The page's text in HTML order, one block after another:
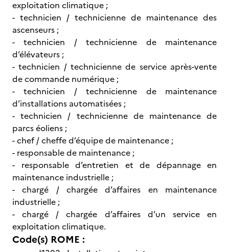
exploitation climatique ;
- technicien / technicienne de maintenance des
ascenseurs ;
- technicien / technicienne de maintenance
d’élévateurs ;
- technicien / technicienne de service après-vente
de commande numérique ;
- technicien / technicienne de maintenance
d’installations automatisées ;
- technicien / technicienne de maintenance de
parcs éoliens ;
- chef / cheffe d’équipe de maintenance ;
- responsable de maintenance ;
- responsable d’entretien et de dépannage en
maintenance industrielle ;
- chargé / chargée d’affaires en maintenance
industrielle ;
- chargé / chargée d’affaires d’un service en
exploitation climatique.
Code(s) ROME :